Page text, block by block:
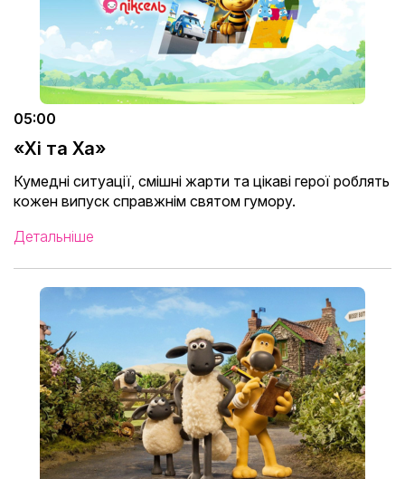
05:00
«Хі та Ха»
Кумедні ситуації, смішні жарти та цікаві герої роблять
кожен випуск справжнім святом гумору.
Детальніше